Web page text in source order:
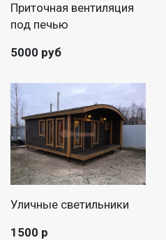
Приточная вентиляция
под печью
5000 руб
Уличные светильники
1500 р